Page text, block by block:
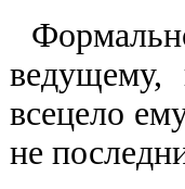
всецело
не